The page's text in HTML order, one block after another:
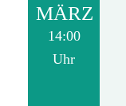
MÄRZ
14:00
Uhr